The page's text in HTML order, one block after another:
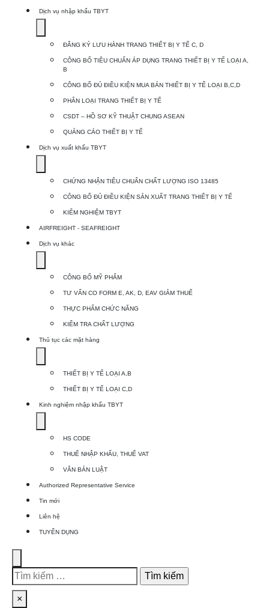
Dịch vụ nhập khẩu TBYT
submenu
vụ
nhập
khẩu
TBYT
ĐĂNG KÝ LƯU HÀNH TRANG THIẾT BỊ Y TẾ C, D
CÔNG BỐ TIÊU CHUẨN ÁP DỤNG TRANG THIẾT BỊ Y TẾ LOẠI A,
B
CÔNG BỐ ĐỦ ĐIỀU KIỆN MUA BÁN THIẾT BỊ Y TẾ LOẠI B,C,D
PHÂN LOẠI TRANG THIẾT BỊ Y TẾ
CSDT – HỒ SƠ KỸ THUẬT CHUNG ASEAN
QUẢNG CÁO THIẾT BỊ Y TẾ
Dịch vụ xuất khẩu TBYT
submenu
khẩu
CHỨNG NHẬN TIÊU CHUẨN CHẤT LƯỢNG ISO 13485
CÔNG BỐ ĐỦ ĐIỀU KIỆN SẢN XUẤT TRANG THIẾT BỊ Y TẾ
KIỂM NGHIỆM TBYT
AIRFREIGHT - SEAFREIGHT
Dịch vụ khác
submenuCÔNG BỐ MỸ PHẨM
TƯ VẤN CO FORM E, AK, D, EAV GIẢM THUẾ
THỰC PHẨM CHỨC NĂNG
KIỂM TRA CHẤT LƯỢNG
Thủ tục các mặt hàng
submenu
tục
các
mặt
hàng
THIẾT BỊ Y TẾ LOẠI A,B
THIẾT BỊ Y TẾ LOẠI C,D
Kinh nghiệm nhập khẩu TBYT
submenu
TBYT
HS CODE
THUẾ NHẬP KHẨU, THUẾ VAT
VĂN BẢN LUẬT
Authorized Representative Service
Tin mới
Liên hệ
TUYỂN DỤNG
Tìm
kiếm
cho:
Close
×